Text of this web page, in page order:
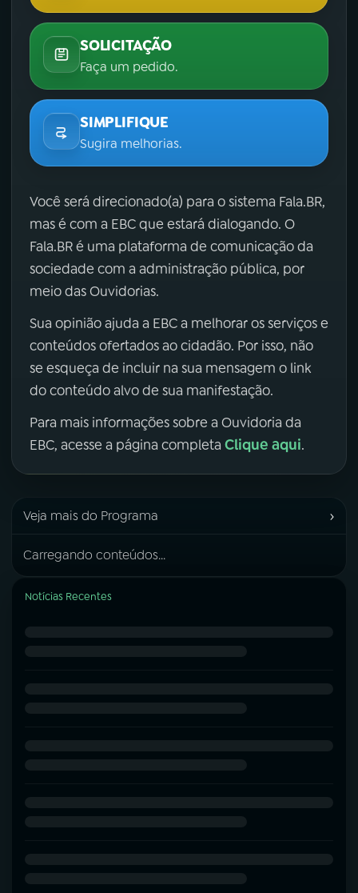
SOLICITAÇÃO
Faça um pedido.
SIMPLIFIQUE
Sugira melhorias.
Você será direcionado(a) para o sistema Fala.BR,
mas é com a EBC que estará dialogando. O
Fala.BR é uma plataforma de comunicação da
sociedade com a administração pública, por
meio das Ouvidorias.
Sua opinião ajuda a EBC a melhorar os serviços e
conteúdos ofertados ao cidadão. Por isso, não
se esqueça de incluir na sua mensagem o link
do conteúdo alvo de sua manifestação.
Para mais informações sobre a Ouvidoria da
EBC, acesse a página completa Clique aqui.
Veja mais do Programa ›
Carregando conteúdos...
Notícias Recentes